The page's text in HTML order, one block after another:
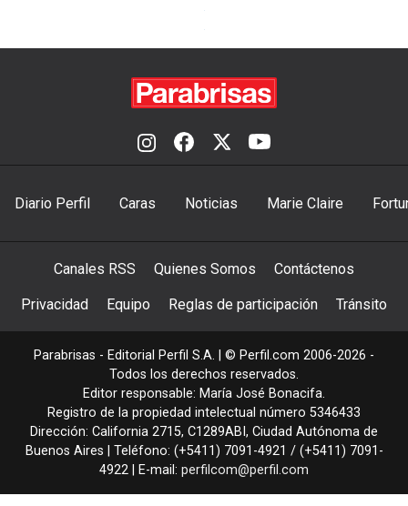
Diario Perfil Caras Noticias Marie Claire
Canales RSS Quienes Somos Contáctenos
Privacidad Equipo Reglas de participación Tránsito
Parabrisas - Editorial Perfil S.A. | © Perfil.com 2006-2026 -
Todos los derechos reservados.
Editor responsable: María José Bonacifa.
Registro de la propiedad intelectual número 5346433
Dirección: California 2715, C1289ABI , Ciudad Autónoma de
Buenos Aires | Teléfono: (+5411) 7091-4921 / (+5411) 7091-
4922 | E-mail: perfilcom@perfil.com